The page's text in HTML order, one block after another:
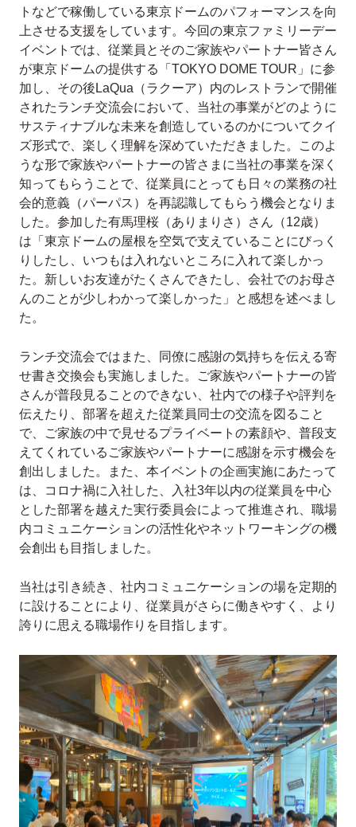
トなどで稼働している東京ドームのパフォーマンスを向
上させる支援をしています。今回の東京ファミリーデー
イベントでは、従業員とそのご家族やパートナー皆さん
が東京ドームの提供する「TOKYO DOME TOUR」に参
加し、その後LaQua（ラクーア）内のレストランで開催
されたランチ交流会において、当社の事業がどのように
サスティナブルな未来を創造しているのかについてクイ
ズ形式で、楽しく理解を深めていただきました。このよ
うな形で家族やパートナーの皆さまに当社の事業を深く
知ってもらうことで、従業員にとっても日々の業務の社
会的意義（パーパス）を再認識してもらう機会となりま
した。参加した有馬理桜（ありまりさ）さん（12歳）
は「東京ドームの屋根を空気で支えていることにびっく
りしたし、いつもは入れないところに入れて楽しかっ
た。新しいお友達がたくさんできたし、会社でのお母さ
んのことが少しわかって楽しかった」と感想を述べまし
た。
ランチ交流会ではまた、同僚に感謝の気持ちを伝える寄
せ書き交換会も実施しました。ご家族やパートナーの皆
さんが普段見ることのできない、社内での様子や評判を
伝えたり、部署を超えた従業員同士の交流を図ること
で、ご家族の中で見せるプライベートの素顔や、普段支
えてくれているご家族やパートナーに感謝を示す機会を
創出しました。また、本イベントの企画実施にあたって
は、コロナ禍に入社した、入社3年以内の従業員を中心
とした部署を越えた実行委員会によって推進され、職場
内コミュニケーションの活性化やネットワーキングの機
会創出も目指しました。
当社は引き続き、社内コミュニケーションの場を定期的
に設けることにより、従業員がさらに働きやすく、より
誇りに思える職場作りを目指します。